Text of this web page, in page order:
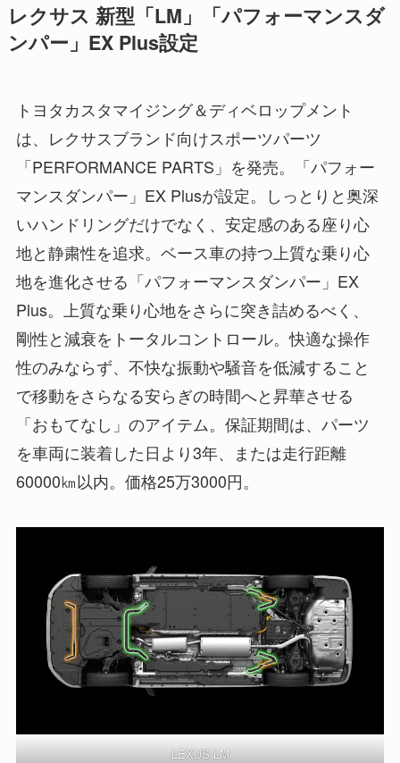
レクサス 新型「LM」「パフォーマンスダ
ンパー」EX Plus設定
トヨタカスタマイジング＆ディベロップメント
は、レクサスブランド向けスポーツパーツ
「PERFORMANCE PARTS」を発売。「パフォー
マンスダンパー」EX Plusが設定。しっとりと奥深
いハンドリングだけでなく、安定感のある座り心
地と静粛性を追求。ベース車の持つ上質な乗り心
地を進化させる「パフォーマンスダンパー」EX
Plus。上質な乗り心地をさらに突き詰めるべく、
剛性と減衰をトータルコントロール。快適な操作
性のみならず、不快な振動や騒音を低減すること
で移動をさらなる安らぎの時間へと昇華させる
「おもてなし」のアイテム。保証期間は、パーツ
を車両に装着した日より3年、または走行距離
60000㎞以内。価格25万3000円。
LEXUS LM